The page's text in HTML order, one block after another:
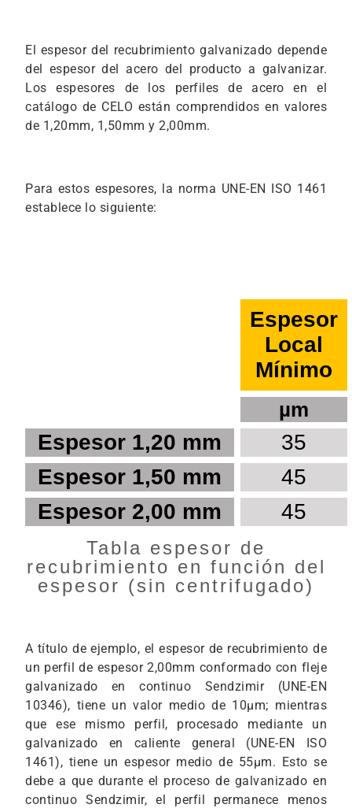
El espesor del recubrimiento galvanizado depende
del espesor del acero del producto a galvanizar.
Los espesores de los perfiles de acero en el
catálogo de CELO están comprendidos en valores
de 1,20mm, 1,50mm y 2,00mm.
Para estos espesores, la norma UNE-EN ISO 1461
establece lo siguiente:
Espesor
Local
Mínimo
µm
Espesor 1,20 mm
35
Espesor 1,50 mm
45
Espesor 2,00 mm
45
Tabla espesor de
recubrimiento en función del
espesor (sin centrifugado)
A título de ejemplo, el espesor de recubrimiento de
un perfil de espesor 2,00mm conformado con fleje
galvanizado en continuo Sendzimir (UNE-EN
10346), tiene un valor medio de 10μm; mientras
que ese mismo perfil, procesado mediante un
galvanizado en caliente general (UNE-EN ISO
1461), tiene un espesor medio de 55μm. Esto se
debe a que durante el proceso de galvanizado en
continuo Sendzimir, el perfil permanece menos